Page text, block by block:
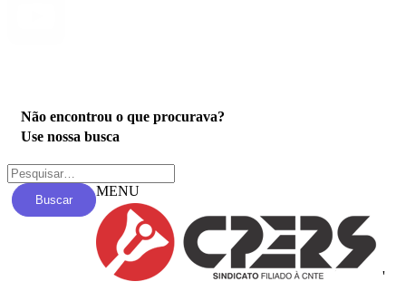
Não encontrou o que procurava?
Use nossa busca
Buscar
MENU
'